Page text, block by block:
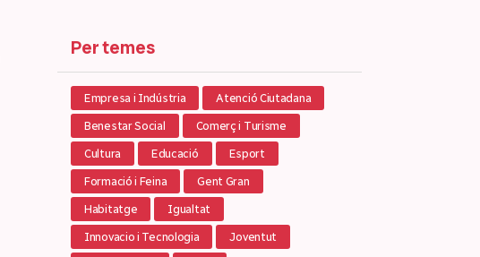
Per temes
Empresa i Indústria Atenció Ciutadana
Benestar Social Comerç i Turisme
Cultura Educació Esport
Formació i Feina Gent Gran
Habitatge Igualtat
Innovacio i Tecnologia Joventut